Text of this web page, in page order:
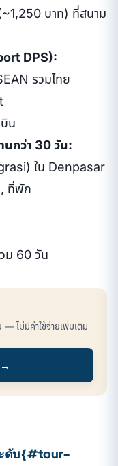
บาท) ที่สนาม
DPS):
รวมไทย
น
นกว่า 30 วัน:
ใน Denpasar
, ที่พัก
ม 60 วัน
— ไม่มีค่าใช้จ่ายเพิ่มเติม
→
ดับ {#tour-